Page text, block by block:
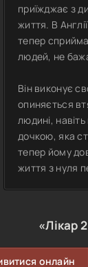
приїжджає з
життя. В
тепер
людей, не
Він виконує
опиняється
людині,
дочкою, яка
тепер йому
життя з нуля
«Лікар
онлайн